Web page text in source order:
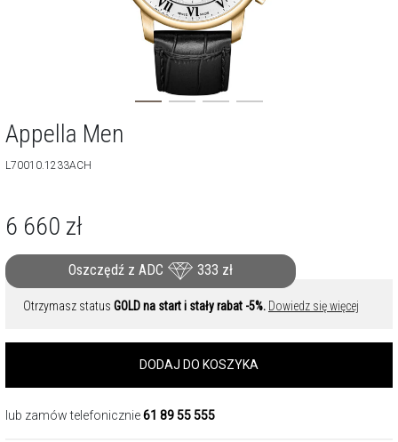
Appella Men
L70010.1233ACH
6 660 zł
Oszczędź z ADC 333 zł
Otrzymasz status GOLD na start i stały rabat -5%. Dowiedz się więcej
DODAJ DO KOSZYKA
lub zamów telefonicznie61 89 55 555